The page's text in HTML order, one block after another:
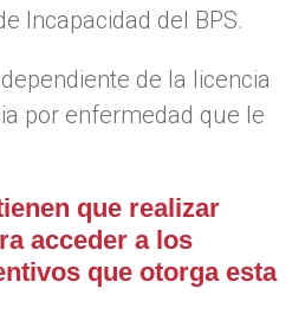
Incapacidad del BPS.
de la licencia
por enfermedad que le
que realizar
acceder a los
que otorga esta